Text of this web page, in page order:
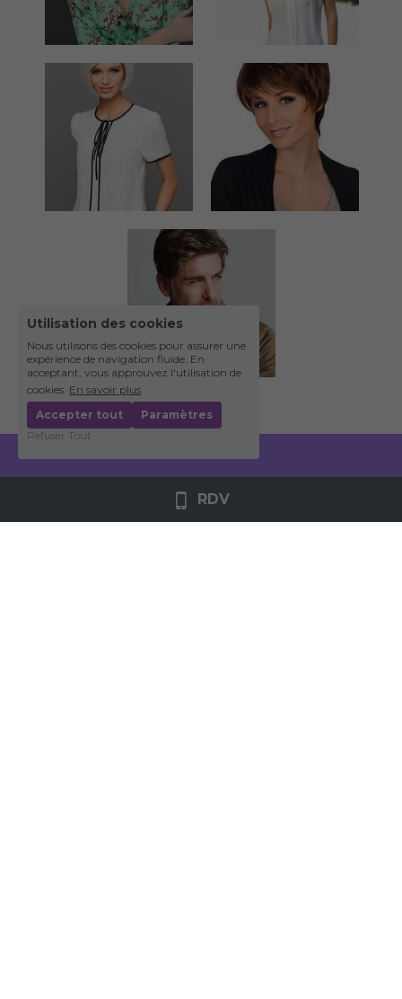
RDV
Utilisation des cookies
Nous utilisons des cookies pour assurer une
expérience de navigation fluide. En
acceptant, vous approuvez l'utilisation de
cookies. En savoir plus
Accepter tout
Paramètres
Refuser Tout